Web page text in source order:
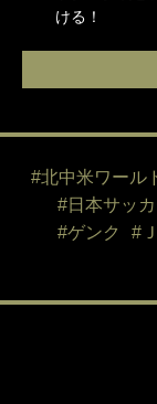
ける！
#北中米ワール
#日本サッ
#ゲンク
#